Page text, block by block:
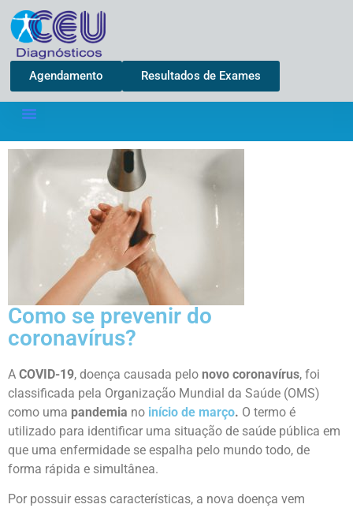
Agendamento Resultados de Exames
Como se prevenir do
coronavírus?
A COVID-19, doença causada pelo novo coronavírus, foi
classificada pela Organização Mundial da Saúde (OMS)
como uma pandemia no início de março. O termo é
utilizado para identificar uma situação de saúde pública em
que uma enfermidade se espalha pelo mundo todo, de
forma rápida e simultânea.
Por possuir essas características, a nova doença vem